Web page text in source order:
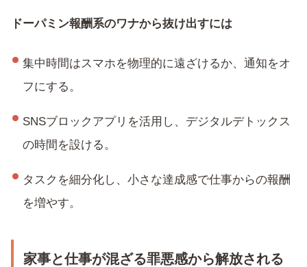
ドーパミン報酬系のワナから抜け出すには
集中時間はスマホを物理的に遠ざけるか、通知をオ
フにする。
SNSブロックアプリを活用し、デジタルデトックス
の時間を設ける。
タスクを細分化し、小さな達成感で仕事からの報酬
を増やす。
家事と仕事が混ざる罪悪感から解放される